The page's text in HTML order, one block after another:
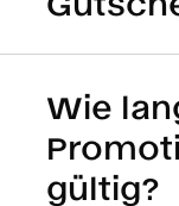
Wie
gültig?